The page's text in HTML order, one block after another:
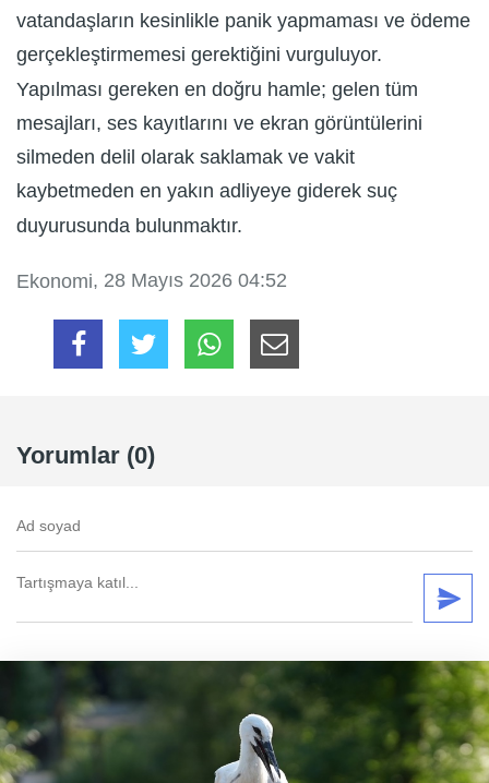
vatandaşların kesinlikle panik yapmaması ve ödeme
gerçekleştirmemesi gerektiğini vurguluyor.
Yapılması gereken en doğru hamle; gelen tüm
mesajları, ses kayıtlarını ve ekran görüntülerini
silmeden delil olarak saklamak ve vakit
kaybetmeden en yakın adliyeye giderek suç
duyurusunda bulunmaktır.
Ekonomi, 28 Mayıs 2026 04:52
Yorumlar (0)